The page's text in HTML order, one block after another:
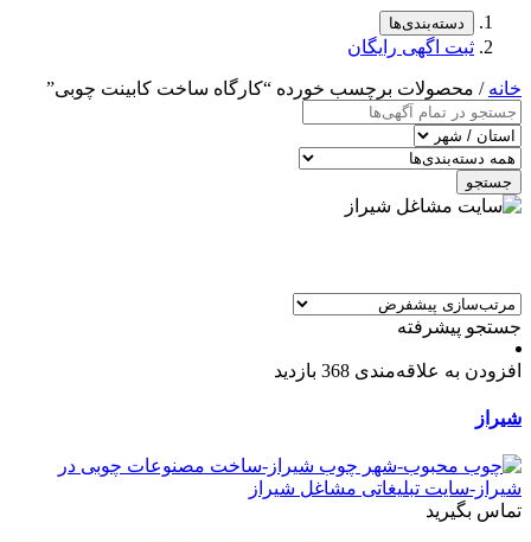
دسته‌بندی‌ها
ثبت اگهی رایگان
خانه / محصولات برچسب خورده “کارگاه ساخت کابینت چوبی”
جستجو
جستجو پیشرفته
افزودن به علاقه‌مندی 368 بازدید
شیراز
تماس بگیرید